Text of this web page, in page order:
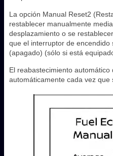
La opción Manual Reset2
restablecer manualmente
desplazamiento o se
que el interruptor de
(apagado) (sólo si está
El reabastecimiento
automáticamente cada vez que